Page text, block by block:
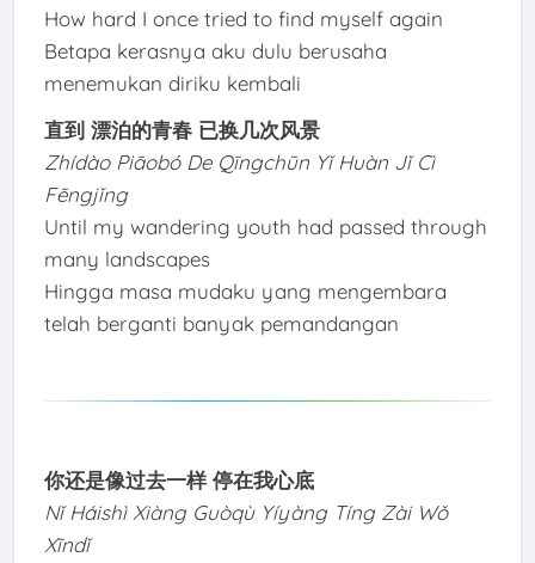
How hard I once tried to find myself again
Betapa kerasnya aku dulu berusaha
menemukan diriku kembali
直到 漂泊的青春 已换几次风景
Zhídào Piāobó De Qīngchūn Yǐ Huàn Jǐ Cì
Fēngjǐng
Until my wandering youth had passed through
many landscapes
Hingga masa mudaku yang mengembara
telah berganti banyak pemandangan
你还是像过去一样 停在我心底
Nǐ Háishì Xiàng Guòqù Yíyàng Tíng Zài Wǒ
Xīndǐ